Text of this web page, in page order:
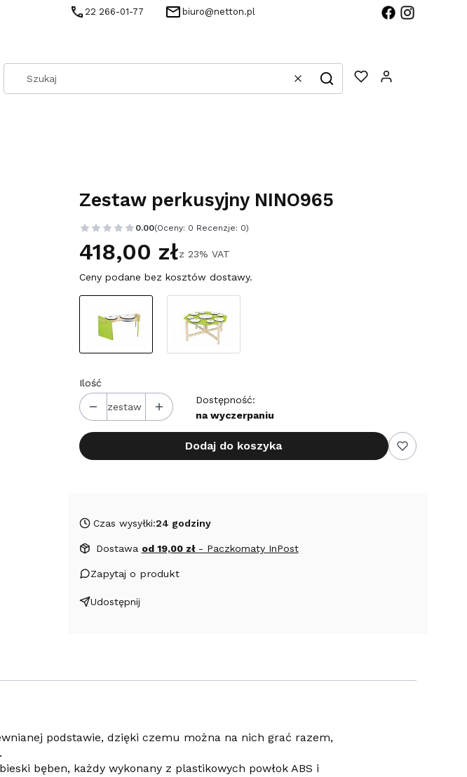
22 266-01-77 biuro@netton.pl
WyczyśćSzukaj
Zestaw perkusyjny NINO965
0.00(Oceny: 0 Recenzje: 0)
418,00 złz 23% VAT
Ceny podane bez kosztów dostawy.
Ilość
zestaw
Dostępność:
na wyczerpaniu
Dodaj do koszyka
Czas wysyłki:24 godziny
Dostawa od 19,00 zł - Paczkomaty InPost
Zapytaj o produkt
Udostępnij
podstawie, dzięki czemu można na nich grać razem,
bęben, każdy wykonany z plastikowych powłok ABS i